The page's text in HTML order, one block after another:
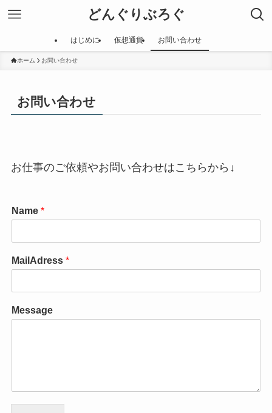
どんぐりぶろぐ
はじめに 仮想通貨 お問い合わせ
ホーム お問い合わせ
お問い合わせ
お仕事のご依頼やお問い合わせはこちらから↓
Name *
MailAdress *
Message